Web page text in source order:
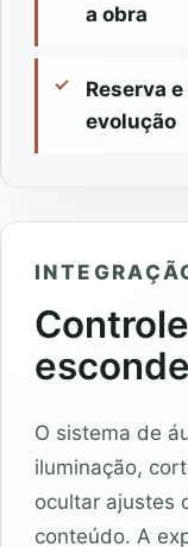
a obra
Reserva
evolução
O sistema de
iluminação,
ocultar ajustes
conteúdo. A